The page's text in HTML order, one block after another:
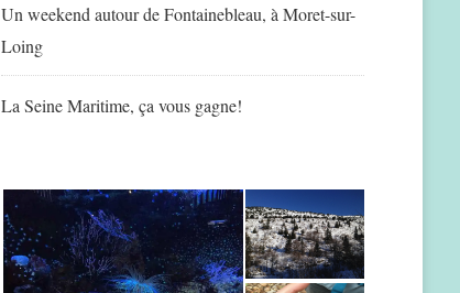
Un weekend autour de Fontainebleau, à Moret-sur-
Loing
La Seine Maritime, ça vous gagne!